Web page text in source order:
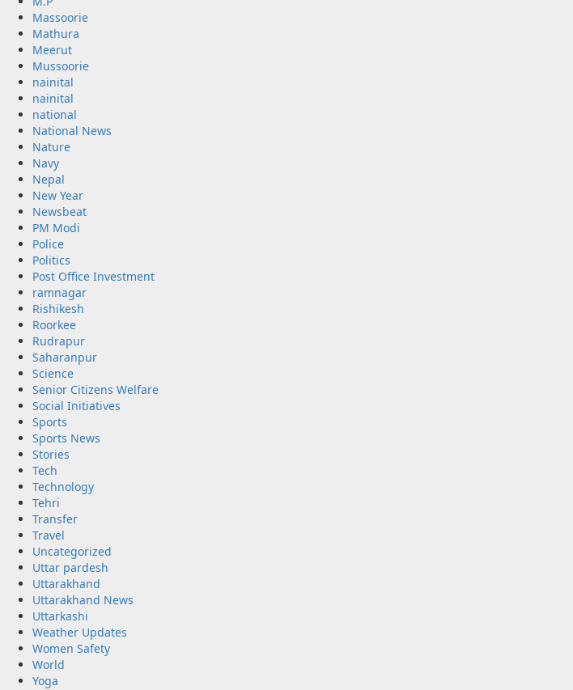
Massoorie
Mathura
Meerut
Mussoorie
nainital
nainital
national
National News
Nature
Navy
Nepal
New Year
Newsbeat
PM Modi
Police
Politics
Post Office Investment
ramnagar
Rishikesh
Roorkee
Rudrapur
Saharanpur
Science
Senior Citizens Welfare
Social Initiatives
Sports
Sports News
Stories
Tech
Technology
Tehri
Transfer
Travel
Uncategorized
Uttar pardesh
Uttarakhand
Uttarakhand News
Uttarkashi
Weather Updates
Women Safety
World
Yoga